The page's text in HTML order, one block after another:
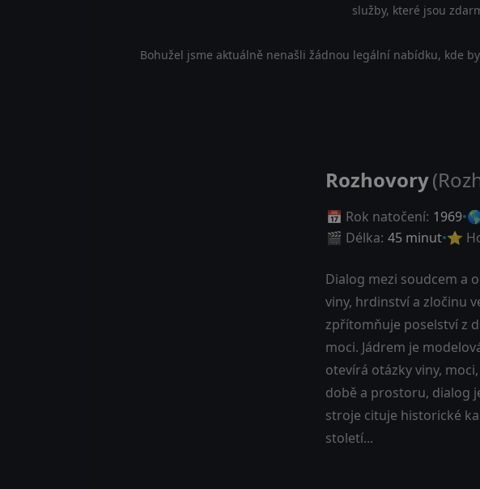
služby, které jsou
Bohužel jsme aktuálně nenašli žádnou legální nabídku, kde
Rozhovory
📅 Rok natočení: 1969
🎬 Délka: 45 minut ⭐
Dialog mezi soudcem a
viny, hrdinství a zločinu
zpřítomňuje poselství z
moci. Jádrem je
otevírá otázky viny,
době a prostoru, dialog
stroje cituje historické
století...